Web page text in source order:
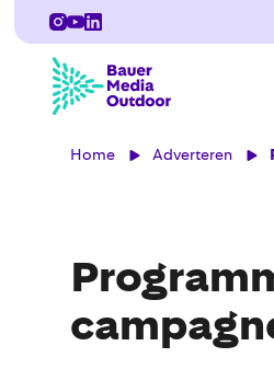
Home Adverteren